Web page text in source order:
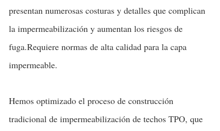
presentan numerosas costuras y detalles que complican
la impermeabilización y aumentan los riesgos de
fuga.Requiere normas de alta calidad para la capa
impermeable.
Hemos optimizado el proceso de construcción
tradicional de impermeabilización de techos TPO, que